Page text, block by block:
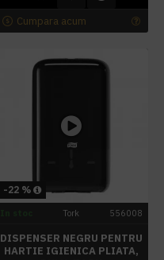
Cumpara acum
-22 %
Tork 556008
DISPENSER NEGRU PENTRU
HARTIE IGIENICA PLIATA,